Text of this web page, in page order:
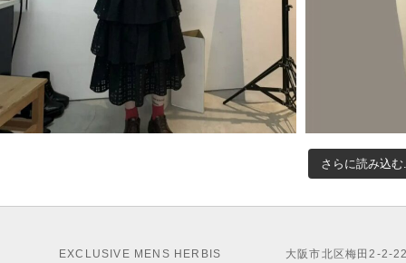
さらに読み込
EXCLUSIVE MENS HERBIS
大阪市北区梅田2-2-